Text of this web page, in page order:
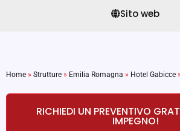
Sito web
Home » Strutture » Emilia Romagna » Hotel Gabicce »
RICHIEDI UN PREVENTIVO
IMPEGNO!